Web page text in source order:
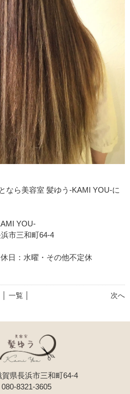
なら美容室 髪ゆう-KAMI YOU-に
YOU-
市三和町64-4
日：水曜・その他不定休
次へ
│ 一覧 │
賀県長浜市三和町64-4
8321-3605